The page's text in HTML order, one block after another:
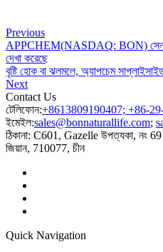
Previous
APPCHEM(NASDAQ: BON)
দেখা করেছে
বৃষ্টি হোক বা ঝলমলে, অ্যাপচেম
Next
Contact Us
টেলিফোন:+8613809190407; +86-
ইমেইল:sales@bonnaturallife.com;
ঠিকানা: C601, Gazelle উপত্যকা, নং
জিয়ান, 710077, চীন
Quick Navigation